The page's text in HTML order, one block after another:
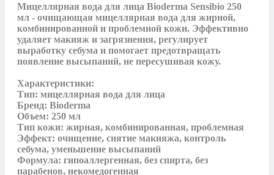
Мицеллярная вода для лица Bioderma Sensibio 250
мл - очищающая мицеллярная вода для жирной,
комбинированной и проблемной кожи. Эффективно
удаляет макияж и загрязнения, регулирует
выработку себума и помогает предотвращать
появление высыпаний, не пересушивая кожу.
Характеристики:
Тип: мицеллярная вода для лица
Бренд: Bioderma
Объем: 250 мл
Тип кожи: жирная, комбинированная, проблемная
Эффект: очищение, снятие макияжа, контроль
себума, уменьшение высыпаний
Формула: гипоаллергенная, без спирта, без
парабенов, некомедогенная